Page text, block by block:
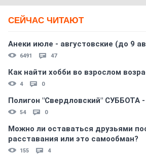
СЕЙЧАС ЧИТАЮТ
Анеки июле - августовские (до 9
6491 47
Как найти хобби во взрослом
4 0
Полигон "Свердловский" СУББОТА -
54 0
Можно ли оставаться друзьями
расставания или это самообман?
155 4